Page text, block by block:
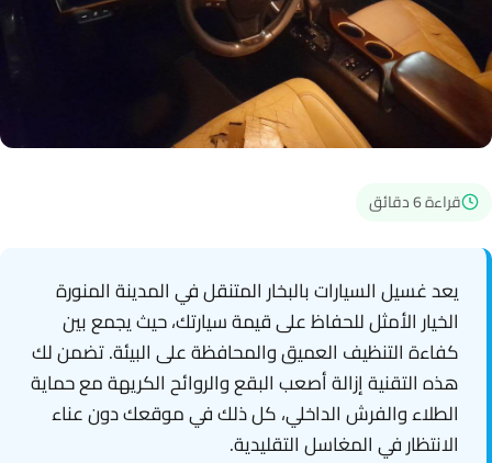
قراءة 6 دقائق
يعد غسيل السيارات بالبخار المتنقل في المدينة المنورة
الخيار الأمثل للحفاظ على قيمة سيارتك، حيث يجمع بين
كفاءة التنظيف العميق والمحافظة على البيئة. تضمن لك
هذه التقنية إزالة أصعب البقع والروائح الكريهة مع حماية
الطلاء والفرش الداخلي، كل ذلك في موقعك دون عناء
الانتظار في المغاسل التقليدية.